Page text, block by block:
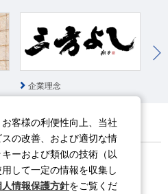
企業理念
サイトのご利用について
情報セキュリティポリシー
ソーシャルメディアポリシー
客様の利便性向上、当社
の改善、および適切な情
ーおよび類似の技術（以
して一定の情報を収集し
情報保護方針をご覧くだ